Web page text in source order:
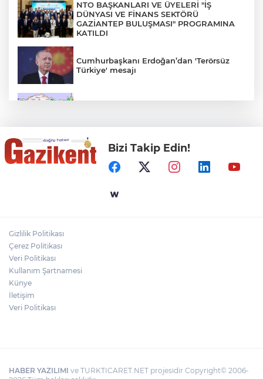
NTO BAŞKANLARI VE ÜYELERİ "İŞ
DÜNYASI VE FİNANS SEKTÖRÜ
GAZİANTEP BULUŞMASI" PROGRAMINA
KATILDI
Cumhurbaşkanı Erdoğan’dan 'Terörsüz
Türkiye' mesajı
Gaziantep Üniversitesi Elektrik-Elektronik
Mühendisliği: Teknolojinin ve Enerjinin
Geleceğine Yön Veren Eğitim
"BEBEĞİ TÜM GECE AYNI BEZLE
Bizi Takip Edin!
Gizlilik Politikası
Çerez Politikası
Veri Politikası
Kullanım Şartnamesi
Künye
İletişim
Veri Politikası
HABER YAZILIMI ve TURKTICARET.NET projesidir Copyright© 2006-